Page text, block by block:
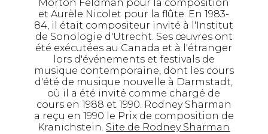
Morton Feldman pour la composition
et Aurèle Nicolet pour la flûte. En 1983-
84, il était compositeur invité à l'Institut
de Sonologie d'Utrecht. Ses œuvres ont
été exécutées au Canada et à l'étranger
lors d'événements et festivals de
musique contemporaine, dont les cours
d'été de musique nouvelle à Darmstadt,
où il a été invité comme chargé de
cours en 1988 et 1990. Rodney Sharman
a reçu en 1990 le Prix de composition de
Kranichstein. Site de Rodney Sharman